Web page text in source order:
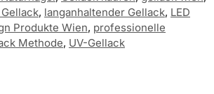
, langanhaltender Gellack, LED
Produkte Wien, professionelle
Methode, UV-Gellack